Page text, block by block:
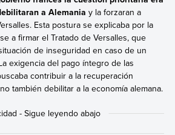
a Alemania y la forzaran a
Esta postura se explicaba por la
a firmar el Tratado de Versalles, que
de inseguridad en caso de un
exigencia del pago íntegro de las
contribuir a la recuperación
también debilitar a la economía alemana.